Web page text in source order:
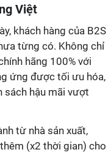
Việt
khách hàng của B2S
từng có. Không chỉ
hãng 100% với
ứng được tối ưu hóa,
sách hậu mãi vượt
từ nhà sản xuất,
(x2 thời gian) cho